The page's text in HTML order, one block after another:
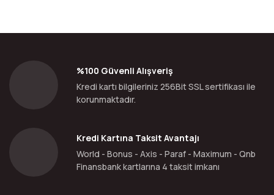
%100 Güvenli Alışveriş
Kredi kartı bilgileriniz 256Bit SSL sertifikası ile
korunmaktadır.
Kredi Kartına Taksit Avantajı
World - Bonus - Axis - Paraf - Maximum - Qnb
Finansbank kartlarına 4 taksit imkanı